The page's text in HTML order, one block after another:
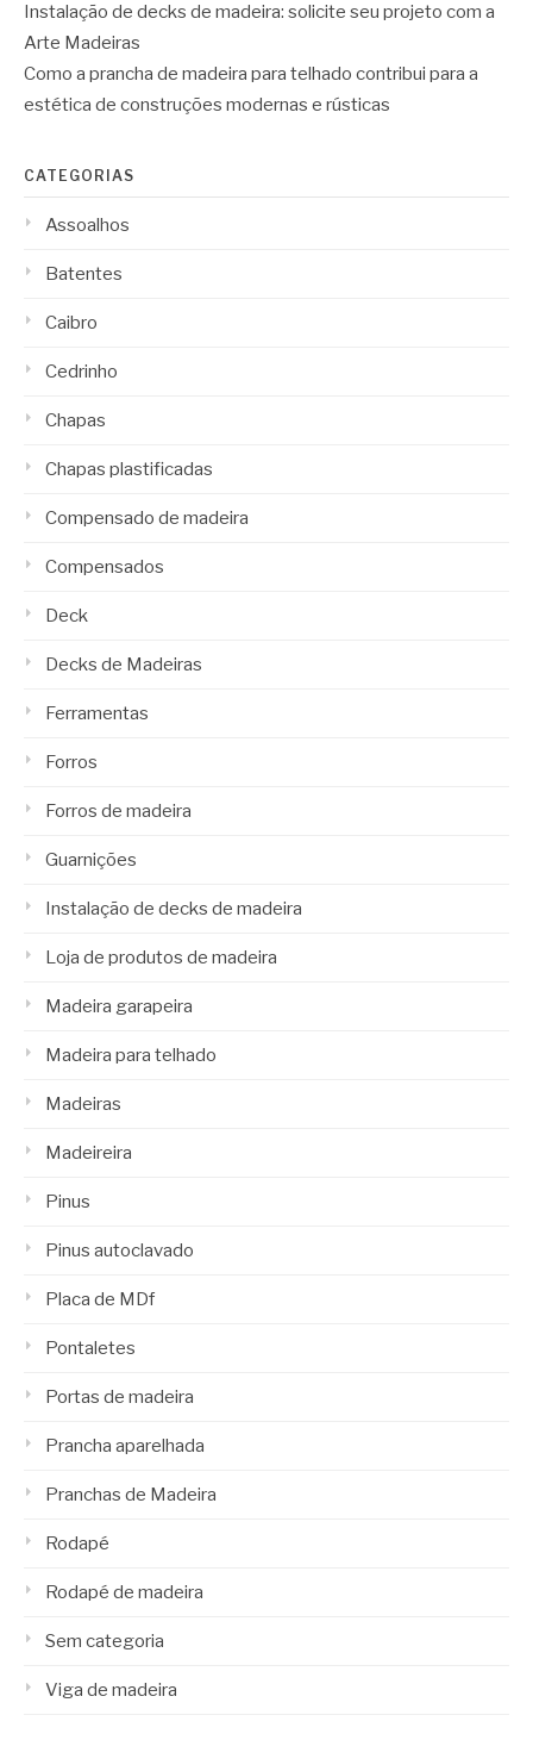
Instalação de decks de madeira: solicite seu projeto com a
Arte Madeiras
Como a prancha de madeira para telhado contribui para a
estética de construções modernas e rústicas
CATEGORIAS
Assoalhos
Batentes
Caibro
Cedrinho
Chapas
Chapas plastificadas
Compensado de madeira
Compensados
Deck
Decks de Madeiras
Ferramentas
Forros
Forros de madeira
Guarnições
Instalação de decks de madeira
Loja de produtos de madeira
Madeira garapeira
Madeira para telhado
Madeiras
Madeireira
Pinus
Pinus autoclavado
Placa de MDf
Pontaletes
Portas de madeira
Prancha aparelhada
Pranchas de Madeira
Rodapé
Rodapé de madeira
Sem categoria
Viga de madeira